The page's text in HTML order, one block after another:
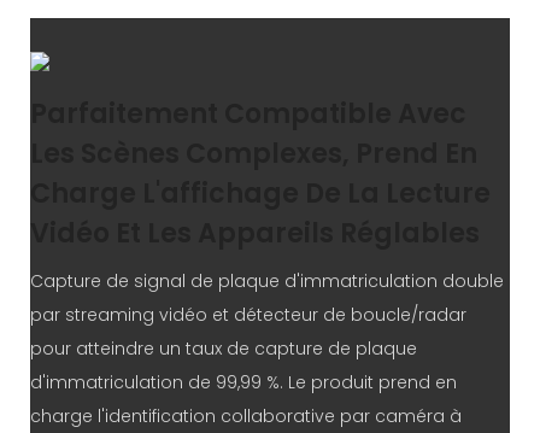
Capture de signal de plaque d'immatriculation double
par streaming vidéo et détecteur de boucle/radar
pour atteindre un taux de capture de plaque
d'immatriculation de 99,99 %. Le produit prend en
charge l'identification collaborative par caméra à